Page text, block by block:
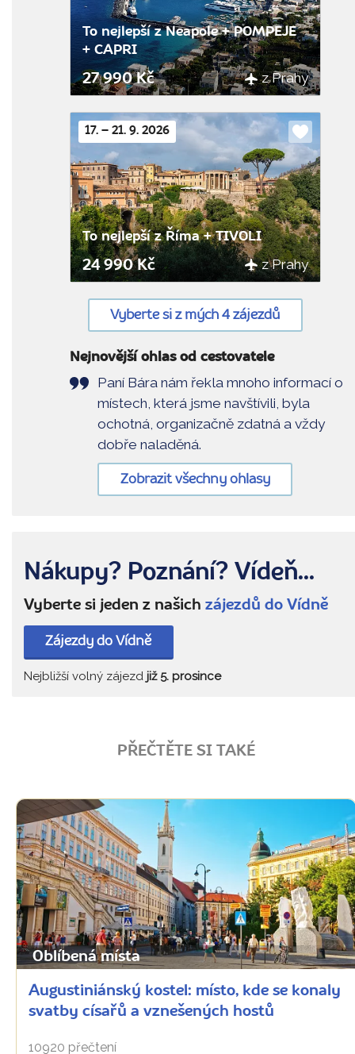
To nejlepší z Neapole + POMPEJE
+ CAPRI
27 990 Kč z Prahy
17. – 21. 9. 2026
Do
oblíbených
To nejlepší z Říma + TIVOLI
24 990 Kč z Prahy
Vyberte si z mých 4 zájezdů
Nejnovější ohlas od cestovatele
Paní Bára nám řekla mnoho informací o
místech, která jsme navštívili, byla
ochotná, organizačně zdatná a vždy
dobře naladěná.
Zobrazit všechny ohlasy
Nákupy? Poznání? Vídeň...
Vyberte si jeden z našich zájezdů do Vídně
Zájezdy do Vídně
Nejbližší volný zájezd již 5. prosince
PŘEČTĚTE SI TAKÉ
Oblíbená místa
Augustiniánský kostel: místo, kde se konaly
svatby císařů a vznešených hostů
10920 přečtení